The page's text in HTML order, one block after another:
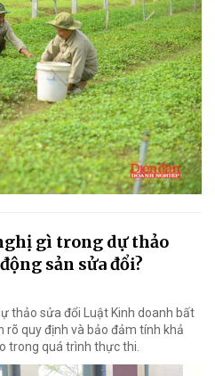
gì trong dự thảo
sản sửa đổi?
thảo sửa đổi Luật Kinh doanh bất
quy định và bảo đảm tính khả
trong quá trình thực thi.